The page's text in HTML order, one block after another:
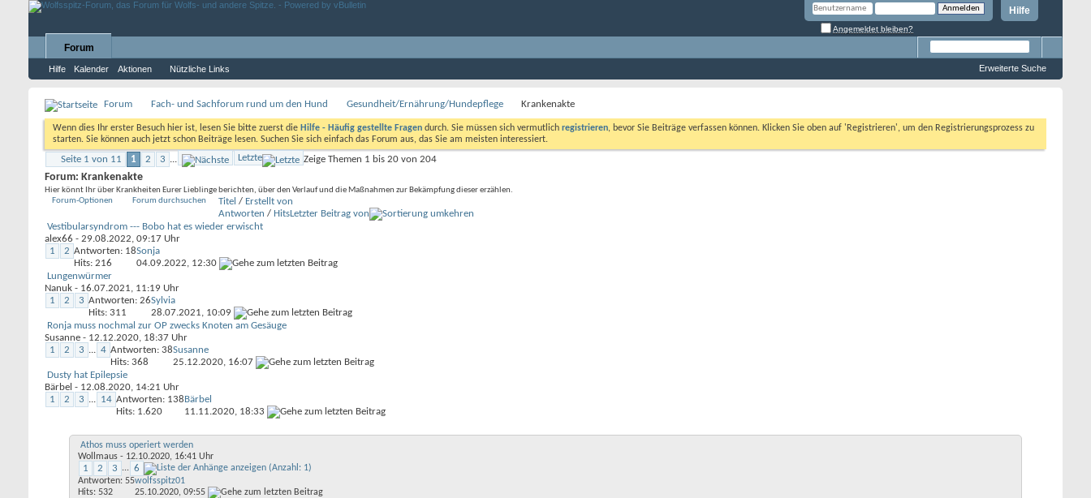
Hilfe
Angemeldet bleiben?
Forum
Hilfe Kalender Aktionen Nützliche Links Erweiterte Suche
Forum Fach- und Sachforum rund um den Hund Gesundheit/Ernährung/Hundepflege Krankenakte
Wenn dies Ihr erster Besuch hier ist, lesen Sie bitte zuerst die Hilfe - Häufig gestellte Fragen durch. Sie müssen sich vermutlich registrieren, bevor Sie Beiträge verfassen können. Klicken Sie oben auf 'Registrieren', um den Registrierungsprozess zu
starten. Sie können auch jetzt schon Beiträge lesen. Suchen Sie sich einfach das Forum aus, das Sie am meisten interessiert.
Seite 1 von 11 1 2 3 ... Letzte Zeige Themen 1 bis 20 von 204
Forum: Krankenakte
Hier könnt Ihr über Krankheiten Eurer Lieblinge berichten, über den Verlauf und die Maßnahmen zur Bekämpfung dieser erzählen.
Forum-Optionen
Forum durchsuchen Titel / Erstellt von
Antworten / HitsLetzter Beitrag von
Vestibularsyndrom --- Bobo hat es wieder erwischt
alex66 - 29.08.2022, 09:17 Uhr
1
2 Antworten: 18
Hits: 216
Sonja
04.09.2022, 12:30
Lungenwürmer
Nanuk - 16.07.2021, 11:19 Uhr
1
2 3 Antworten: 26
Hits: 311
Sylvia
28.07.2021, 10:09
Ronja muss nochmal zur OP zwecks Knoten am Gesäuge
Susanne - 12.12.2020, 18:37 Uhr
1
2 3 ... 4 Antworten: 38
Hits: 368
Susanne
25.12.2020, 16:07
Dusty hat Epilepsie
Bärbel - 12.08.2020, 14:21 Uhr
1
2 3 ... 14 Antworten: 138
Hits: 1.620
Bärbel
11.11.2020, 18:33
Athos muss operiert werden
Wollmaus - 12.10.2020, 16:41 Uhr
1 2 3 ... 6
Antworten: 55
Hits: 532
wolfsspitz01
25.10.2020, 09:55